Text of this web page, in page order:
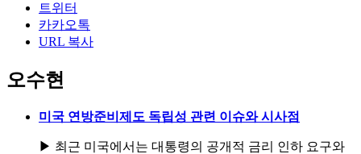
트위터
카카오톡
URL 복사
오수현
미국 연방준비제도 독립성 관련 이슈와 시사점
▶ 최근 미국에서는 대통령의 공개적 금리 인하 요구와